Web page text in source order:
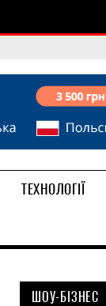
ТЕХНОЛОГІЇ
ШОУ-БІЗНЕС